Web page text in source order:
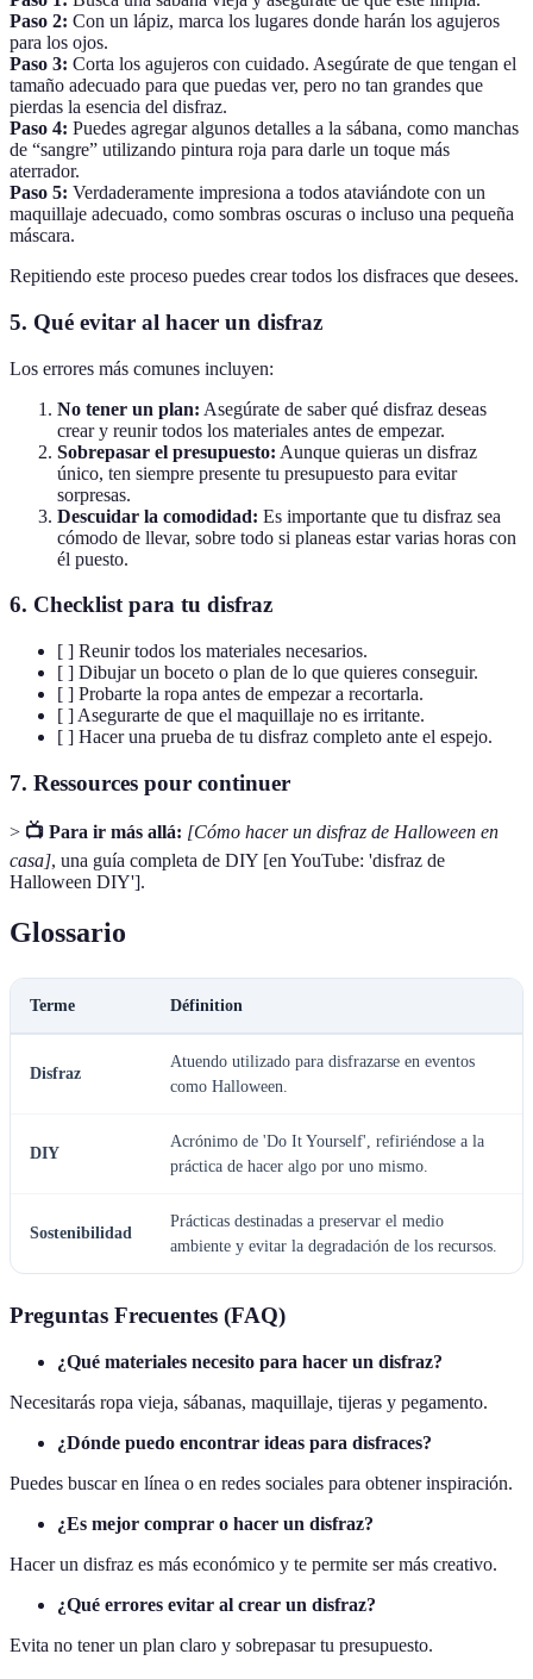
Paso 2: Con un lápiz, marca los lugares donde harán los agujeros
para los ojos.
Paso 3: Corta los agujeros con cuidado. Asegúrate de que tengan el
tamaño adecuado para que puedas ver, pero no tan grandes que
pierdas la esencia del disfraz.
Paso 4: Puedes agregar algunos detalles a la sábana, como manchas
de “sangre” utilizando pintura roja para darle un toque más
aterrador.
Paso 5: Verdaderamente impresiona a todos ataviándote con un
maquillaje adecuado, como sombras oscuras o incluso una pequeña
máscara.
Repitiendo este proceso puedes crear todos los disfraces que desees.
5. Qué evitar al hacer un disfraz
Los errores más comunes incluyen:
No tener un plan: Asegúrate de saber qué disfraz deseas
crear y reunir todos los materiales antes de empezar.
Sobrepasar el presupuesto: Aunque quieras un disfraz
único, ten siempre presente tu presupuesto para evitar
sorpresas.
Descuidar la comodidad: Es importante que tu disfraz sea
cómodo de llevar, sobre todo si planeas estar varias horas con
él puesto.
6. Checklist para tu disfraz
[ ] Reunir todos los materiales necesarios.
[ ] Dibujar un boceto o plan de lo que quieres conseguir.
[ ] Probarte la ropa antes de empezar a recortarla.
[ ] Asegurarte de que el maquillaje no es irritante.
[ ] Hacer una prueba de tu disfraz completo ante el espejo.
7. Ressources pour continuer
> 📺 Para ir más allá: [Cómo hacer un disfraz de Halloween en
casa], una guía completa de DIY [en YouTube: 'disfraz de
Halloween DIY'].
Glossario
Terme Définition
Disfraz
Atuendo utilizado para disfrazarse en eventos
como Halloween.
DIY
Acrónimo de 'Do It Yourself', refiriéndose a la
práctica de hacer algo por uno mismo.
Sostenibilidad
Prácticas destinadas a preservar el medio
ambiente y evitar la degradación de los recursos.
Preguntas Frecuentes (FAQ)
¿Qué materiales necesito para hacer un disfraz?
Necesitarás ropa vieja, sábanas, maquillaje, tijeras y pegamento.
¿Dónde puedo encontrar ideas para disfraces?
Puedes buscar en línea o en redes sociales para obtener inspiración.
¿Es mejor comprar o hacer un disfraz?
Hacer un disfraz es más económico y te permite ser más creativo.
¿Qué errores evitar al crear un disfraz?
Evita no tener un plan claro y sobrepasar tu presupuesto.